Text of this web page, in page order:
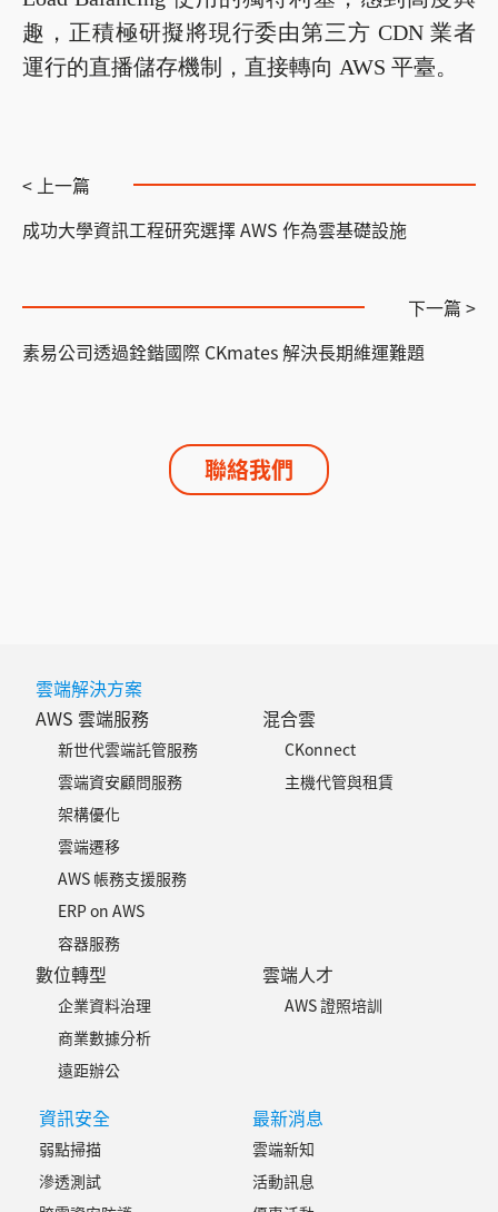
趣，正積極研擬將現行委由第三方 CDN 業者
運行的直播儲存機制，直接轉向 AWS 平臺。
< 上一篇
成功大學資訊工程研究選擇 AWS 作為雲基礎設施
下一篇 >
素易公司透過銓鍇國際 CKmates 解決長期維運難題
聯絡我們
雲端解決方案
AWS 雲端服務
新世代雲端託管服務
雲端資安顧問服務
架構優化
雲端遷移
AWS 帳務支援服務
ERP on AWS
容器服務
混合雲
CKonnect
主機代管與租賃
數位轉型
企業資料治理
商業數據分析
遠距辦公
雲端人才
AWS 證照培訓
資訊安全
弱點掃描
滲透測試
最新消息
雲端新知
活動訊息